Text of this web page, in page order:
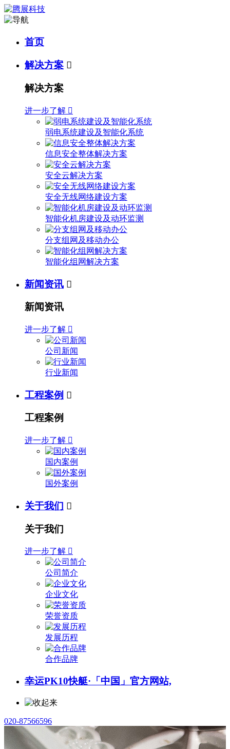
首页
解决方案 
解决方案
进一步了解 
弱电系统建设及智能化系统
信息安全整体解决方案
安全云解决方案
安全无线网络建设方案
智能化机房建设及动环监测
分支组网及移动办公
智能化组网解决方案
新闻资讯 
新闻资讯
进一步了解 
公司新闻
行业新闻
工程案例 
工程案例
进一步了解 
国内案例
国外案例
关于我们 
关于我们
进一步了解 
公司简介
企业文化
荣誉资质
发展历程
合作品牌
幸运PK10快艇·「中国」官方网站,
020-87566596